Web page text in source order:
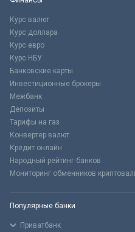
Курс валют
Курс доллара
Курс евро
Курс НБУ
Банковские карты
Инвестиционные брокеры
Межбанк
Депозиты
Тарифы на газ
Конвертер валют
Кредит онлайн
Народный рейтинг банков
Мониторинг обменников
Популярные банки
Приватбанк